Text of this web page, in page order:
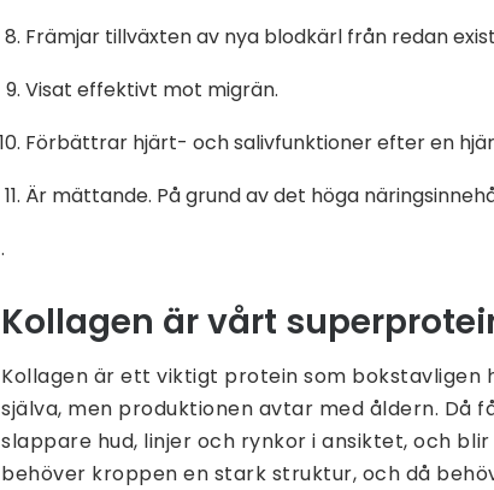
Främjar tillväxten av nya blodkärl från redan
Visat effektivt mot migrän.
Förbättrar hjärt- och salivfunktioner efter en
Är mättande. På grund av det höga
.
Kollagen är vårt
Kollagen är ett viktigt protein som bokstavligen
själva, men produktionen avtar med åldern. Då
slappare hud, linjer och rynkor i ansiktet, och
behöver kroppen en stark struktur, och då